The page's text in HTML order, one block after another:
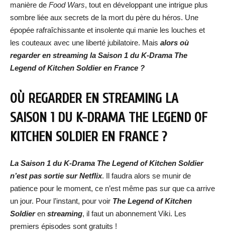
manière de Food Wars, tout en développant une intrigue plus
sombre liée aux secrets de la mort du père du héros. Une
épopée rafraîchissante et insolente qui manie les louches et
les couteaux avec une liberté jubilatoire. Mais alors où
regarder en streaming la Saison 1 du K-Drama The
Legend of Kitchen Soldier en France ?
OÙ REGARDER EN STREAMING LA
SAISON 1 DU K-DRAMA THE LEGEND OF
KITCHEN SOLDIER EN FRANCE ?
La Saison 1 du K-Drama The Legend of Kitchen Soldier
n’est pas sortie sur Netflix. Il faudra alors se munir de
patience pour le moment, ce n’est même pas sur que ca arrive
un jour. Pour l’instant, pour voir The Legend of Kitchen
Soldier en streaming, il faut un abonnement Viki. Les
premiers épisodes sont gratuits !